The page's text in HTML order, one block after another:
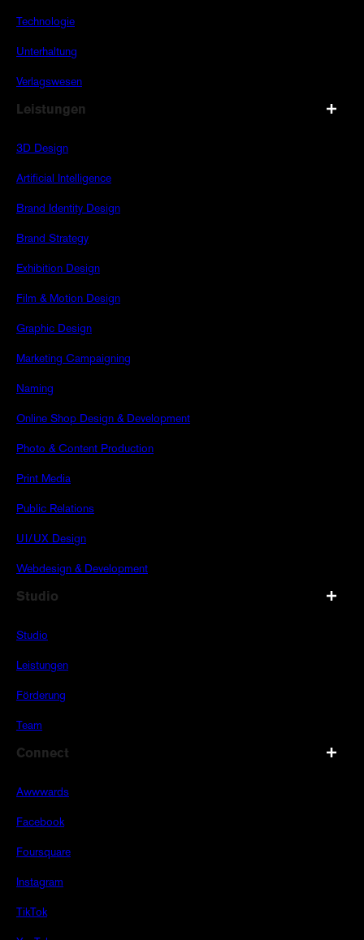
Technologie
Unterhaltung
Verlagswesen
Leistungen
3D Design
Artificial Intelligence
Brand Identity Design
Brand Strategy
Exhibition Design
Film & Motion Design
Graphic Design
Marketing Campaigning
Naming
Online Shop Design & Development
Photo & Content Production
Print Media
Public Relations
UI/UX Design
Webdesign & Development
Studio
Studio
Leistungen
Förderung
Team
Connect
Awwwards
Facebook
Foursquare
Instagram
TikTok